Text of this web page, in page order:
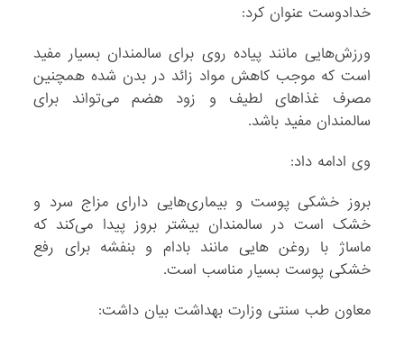
خدادوست عنوان کرد:
ورزش‌هایی مانند پیاده روی برای سالمندان بسیار مفید
است که موجب کاهش مواد زائد در بدن شده همچنین
مصرف غذاهای لطیف و زود هضم می‌تواند برای
سالمندان مفید باشد.
وی ادامه داد:
بروز خشکی پوست و بیماری‌هایی دارای مزاج سرد و
خشک است در سالمندان بیشتر بروز پیدا می‌کند که
ماساژ با روغن هایی مانند بادام و بنفشه برای رفع
خشکی پوست بسیار مناسب است.
معاون طب سنتی وزارت بهداشت بیان داشت: